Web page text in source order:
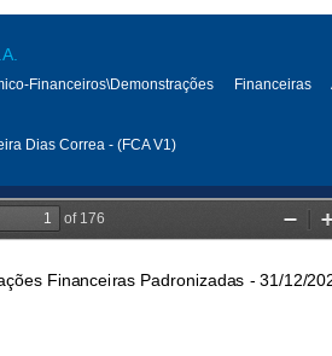
Financeiros\Demonstrações Financeiras
Dias Correa - (FCA V1)